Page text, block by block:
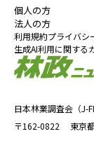
日本林業調査会（J-
〒162-0822
東京
個人の方
法人の方
利用規約プライバシ
生成AI利用に関する